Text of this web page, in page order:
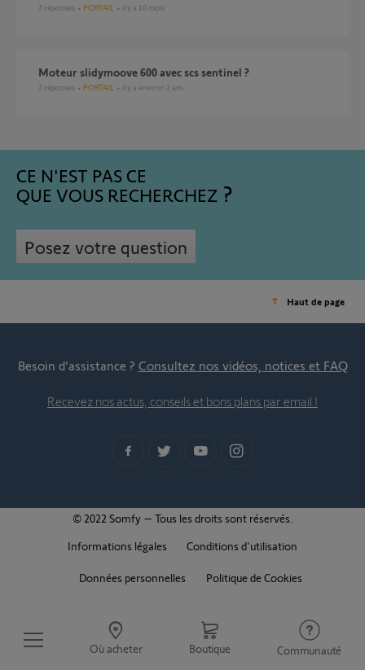
Où acheter Boutique Communauté
7 réponses PORTAIL il y a 10 mois
Moteur slidymoove 600 avec scs sentinel ?
7 réponses PORTAIL il y a environ 2 ans
CE N'EST PAS CE
QUE VOUS RECHERCHEZ
Posez votre question
Haut de page
Besoin d’assistance ? Consultez nos vidéos, notices et FAQ
Recevez nos actus, conseils et bons plans par email !
© 2022 Somfy – Tous les droits sont réservés.
Informations légales
Conditions d'utilisation
Données personnelles Politique de Cookies